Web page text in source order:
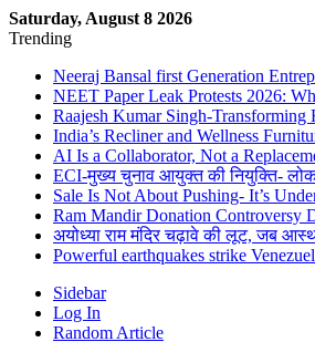
Saturday, August 8 2026
Trending
Neeraj Bansal first Generation
NEET Paper Leak Protests 2026:
Raajesh Kumar Singh-
India’s Recliner and Wellness
AI Is a Collaborator, Not a
ECI-मुख्य चुनाव आयुक्त की नियुक्ति-
Sale Is Not About Pushing- It’s
Ram Mandir Donation Controversy
अयोध्या राम मंदिर चढ़ावे की लूट, जब
Powerful earthquakes strike
Sidebar
Log In
Random Article